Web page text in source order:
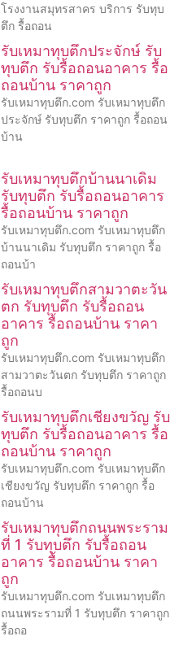
โรงงานสมุทรสาคร บริการ รับทุบ
ตึก รื้อถอน
รับเหมาทุบตึกประจักษ์ รับ
ทุบตึก รับรื้อถอนอาคาร รื้อ
ถอนบ้าน ราคาถูก
รับเหมาทุบตึก.com รับเหมาทุบตึก
ประจักษ์ รับทุบตึก ราคาถูก รื้อถอน
บ้าน
รับเหมาทุบตึกบ้านนาเดิม
รับทุบตึก รับรื้อถอนอาคาร
รื้อถอนบ้าน ราคาถูก
รับเหมาทุบตึก.com รับเหมาทุบตึก
บ้านนาเดิม รับทุบตึก ราคาถูก รื้อ
ถอนบ้า
รับเหมาทุบตึกสามวาตะวัน
ตก รับทุบตึก รับรื้อถอน
อาคาร รื้อถอนบ้าน ราคา
ถูก
รับเหมาทุบตึก.com รับเหมาทุบตึก
สามวาตะวันตก รับทุบตึก ราคาถูก
รื้อถอนบ
รับเหมาทุบตึกเชียงขวัญ รับ
ทุบตึก รับรื้อถอนอาคาร รื้อ
ถอนบ้าน ราคาถูก
รับเหมาทุบตึก.com รับเหมาทุบตึก
เชียงขวัญ รับทุบตึก ราคาถูก รื้อ
ถอนบ้าน
รับเหมาทุบตึกถนนพระราม
ที่ 1 รับทุบตึก รับรื้อถอน
อาคาร รื้อถอนบ้าน ราคา
ถูก
รับเหมาทุบตึก.com รับเหมาทุบตึก
ถนนพระรามที่ 1 รับทุบตึก ราคาถูก
รื้อถอ